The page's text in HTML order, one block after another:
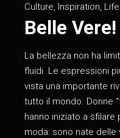
Culture, Inspiration,
Belle Vere!
La bellezza non ha
fluidi. Le espressioni
vista una importante
tutto il mondo. Donne
hanno iniziato a
moda: sono nate